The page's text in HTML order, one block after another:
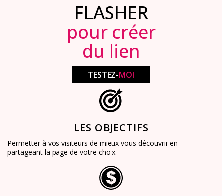
FLASHER
pour créer
du lien
TESTEZ-MOI
LES OBJECTIFS
Permetter à vos visiteurs de mieux vous découvrir en
partageant la page de votre choix.